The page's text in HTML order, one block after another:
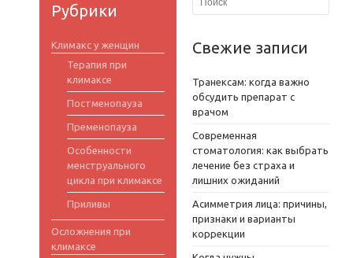
Рубрики
Климакс у женщин
Терапия при
климаксе
Постменопауза
Пременопауза
Особенности
менструального
цикла при климаксе
Приливы
Осложнения при
климаксе
Свежие записи
Транексам: когда важно
обсудить препарат с
врачом
Современная
стоматология: как выбрать
лечение без страха и
лишних ожиданий
Асимметрия лица: причины,
признаки и варианты
коррекции